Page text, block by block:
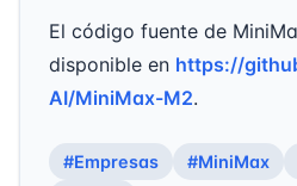
El código fuente de
disponible en https://
AI/MiniMax-M2.
#Empresas #MiniMax